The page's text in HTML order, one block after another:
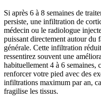
Si après 6 à 8 semaines de
persiste, une infiltration de
médecin ou le radiologue
puissant directement autour du
générale. Cette infiltration
ressentirez souvent une
habituellement 4 à 6 semaines,
renforcer votre pied avec des
infiltrations maximum par an,
fragilise les tissus.